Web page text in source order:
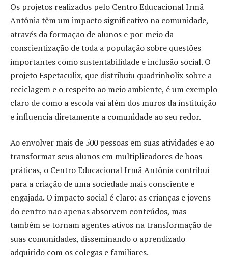
Os projetos realizados pelo Centro Educacional Irmã
Antônia têm um impacto significativo na comunidade,
através da formação de alunos e por meio da
conscientização de toda a população sobre questões
importantes como sustentabilidade e inclusão social. O
projeto Espetaculix, que distribuiu quadrinholix sobre a
reciclagem e o respeito ao meio ambiente, é um exemplo
claro de como a escola vai além dos muros da instituição
e influencia diretamente a comunidade ao seu redor.
Ao envolver mais de 500 pessoas em suas atividades e ao
transformar seus alunos em multiplicadores de boas
práticas, o Centro Educacional Irmã Antônia contribui
para a criação de uma sociedade mais consciente e
engajada. O impacto social é claro: as crianças e jovens
do centro não apenas absorvem conteúdos, mas
também se tornam agentes ativos na transformação de
suas comunidades, disseminando o aprendizado
adquirido com os colegas e familiares.